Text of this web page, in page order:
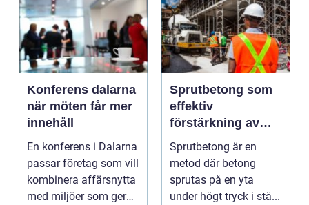
Konferens dalarna
när möten får mer
innehåll
En konferens i Dalarna
passar företag som vill
kombinera affärsnytta
med miljöer som ger
Sprutbetong som
effektiv
förstärkning av
berg och betong
Sprutbetong är en
metod där betong
sprutas på en yta
under högt tryck i stä...